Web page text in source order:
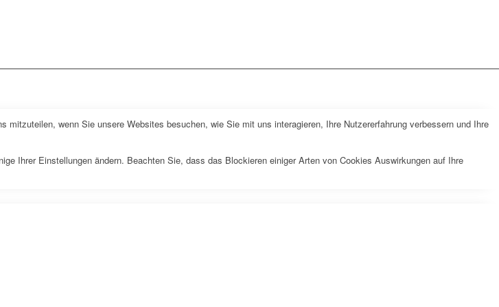
wenn Sie unsere Websites besuchen, wie Sie mit uns interagieren, Ihre Nutzererfahrung verbessern und Ihre
Ihrer Einstellungen ändern. Beachten Sie, dass das Blockieren einiger Arten von Cookies Auswirkungen auf Ihre